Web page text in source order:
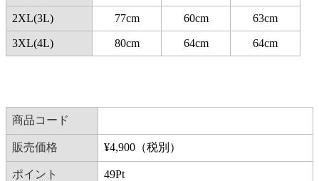
2XL(3L) 77cm 60cm 63cm
3XL(4L) 80cm 64cm 64cm
商品コード
販売価格 ¥4,900 （税別）
ポイント 49Pt